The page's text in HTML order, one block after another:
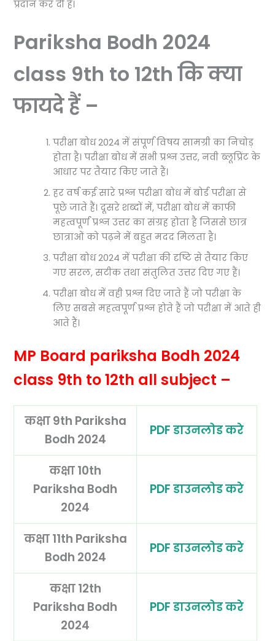
प्रदान कर दी है।
Pariksha Bodh 2024
class 9th to 12th कि क्या
फायदे हैं –
परीक्षा बोध 2024 में संपूर्ण विषय सामग्री का निचोड़
होता है। परीक्षा बोध में सभी प्रश्न उत्तर, नवी ब्लूप्रिंट के
आधार पर तैयार किए जाते हैं।
हर वर्ष कई सारे प्रश्न परीक्षा बोध में बोर्ड परीक्षा से
पूछे जाते हैं। दूसरे शब्दों में, परीक्षा बोध में काफी
महत्वपूर्ण प्रश्न उत्तर का संग्रह होता है जिससे छात्र
छात्राओं को पढ़ने में बहुत मदद मिलता है।
परीक्षा बोध 2024 में परीक्षा की दृष्टि से तैयार किए
गए सरल, सटीक तथा संतुलित उत्तर दिए गए हैं।
परीक्षा बोध में वही प्रश्न दिए जाते हैं जो परीक्षा के
लिए सबसे महत्वपूर्ण प्रश्न होते हैं जो परीक्षा में आते ही
आते हैं।
MP Board pariksha Bodh 2024
class 9th to 12th all subject –
कक्षा 9th Pariksha
Bodh 2024
PDF डाउनलोड करे
कक्षा 10th
Pariksha Bodh
2024
PDF डाउनलोड करे
कक्षा 11th Pariksha
Bodh 2024
PDF डाउनलोड करे
कक्षा 12th
Pariksha Bodh
2024
PDF डाउनलोड करे